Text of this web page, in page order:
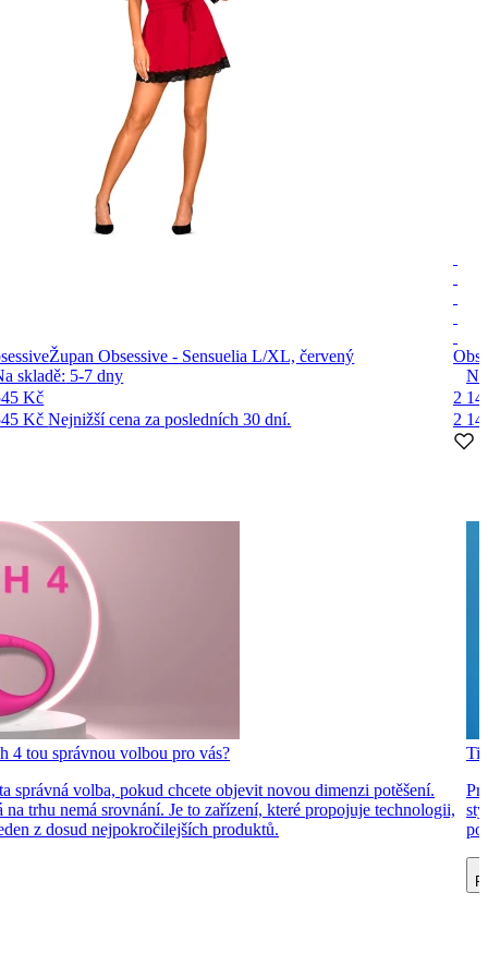
Župan Obsessive - Sensuelia L/XL, červený
skladě: 5-7dny
Kč
KčNejnižší cena za posledních 30 dní.
2
2
4 tou správnou volbou pro vás?
správná volba, pokud chcete objevit novou dimenzi potěšení.
trhu nemá srovnání. Je to zařízení, které propojuje technologii,
z dosud nejpokročilejších produktů.